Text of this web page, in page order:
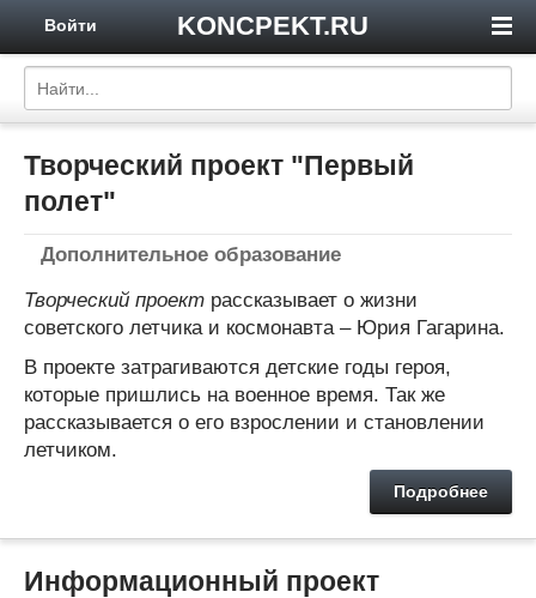
KONCPEKT.RU
Войти
Творческий проект "Первый
полет"
Дополнительное образование
Творческий проект рассказывает о жизни
советского летчика и космонавта – Юрия Гагарина.
В проекте затрагиваются детские годы героя,
которые пришлись на военное время. Так же
рассказывается о его взрослении и становлении
летчиком.
Подробнее
Информационный проект